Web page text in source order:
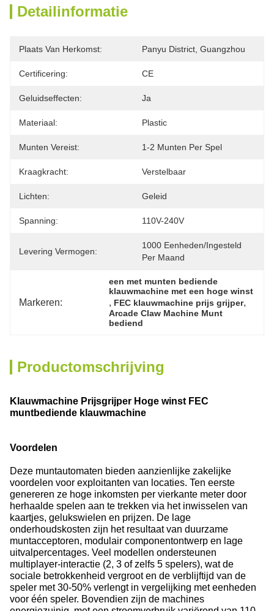
Detailinformatie
Plaats Van Herkomst: Panyu District, Guangzhou
Certificering: CE
Geluidseffecten: Ja
Materiaal: Plastic
Munten Vereist: 1-2 Munten Per Spel
Kraagkracht: Verstelbaar
Lichten: Geleid
Spanning: 110V-240V
Levering Vermogen:
1000 Eenheden/ingesteld
Per Maand
Markeren:
een met munten bediende
klauwmachine met een hoge winst
, FEC klauwmachine prijs grijper,
Arcade Claw Machine Munt
bediend
Productomschrijving
Klauwmachine Prijsgrijper Hoge winst FEC
muntbediende klauwmachine
Voordelen
Deze muntautomaten bieden aanzienlijke zakelijke
voordelen voor exploitanten van locaties. Ten eerste
genereren ze hoge inkomsten per vierkante meter door
herhaalde spelen aan te trekken via het inwisselen van
kaartjes, gelukswielen en prijzen. De lage
onderhoudskosten zijn het resultaat van duurzame
muntacceptoren, modulair componentontwerp en lage
uitvalpercentages. Veel modellen ondersteunen
multiplayer-interactie (2, 3 of zelfs 5 spelers), wat de
sociale betrokkenheid vergroot en de verblijftijd van de
speler met 30-50% verlengt in vergelijking met eenheden
voor één speler. Bovendien zijn de machines